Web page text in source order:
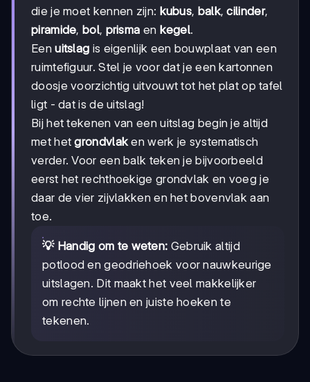
die je moet kennen zijn: kubus, balk,cilinder,
piramide,bol, prisma en kegel.
Eenuitslag is eigenlijk een bouwplaat van een
ruimtefiguur. Stel je voor dat je een kartonnen
doosje voorzichtig uitvouwt tot het plat op tafel
ligt - dat is de uitslag!
Bij het tekenen van een uitslag begin je altijd
met hetgrondvlak en werk je systematisch
verder. Voor een balk teken je bijvoorbeeld
eerst het rechthoekige grondvlak en voeg je
daar de vier zijvlakken en het bovenvlak aan
toe.
💡 Handig om te weten: Gebruik altijd
potlood en geodriehoek voor nauwkeurige
uitslagen. Dit maakt het veel makkelijker
om rechte lijnen en juiste hoeken te
tekenen.